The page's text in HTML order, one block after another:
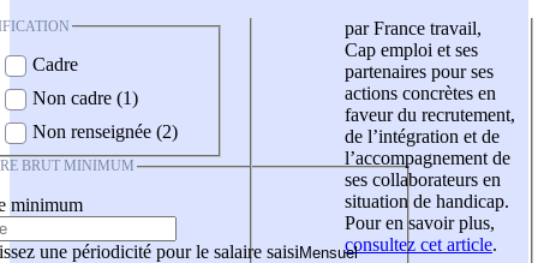
Cadre
Non cadre (1)
Non renseignée (2)
BRUT MINIMUM
minimum
une périodicité pour le salaire saisi
par France travail,
Cap emploi et ses
partenaires pour ses
actions concrètes en
faveur du recrutement,
de l’intégration et de
l’accompagnement de
ses collaborateurs en
situation de handicap.
Pour en savoir plus,
consultez cet article.